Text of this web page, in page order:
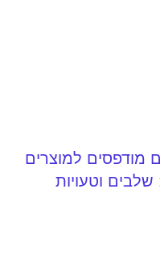
מודפסים למוצרים
שלבים וטעויות